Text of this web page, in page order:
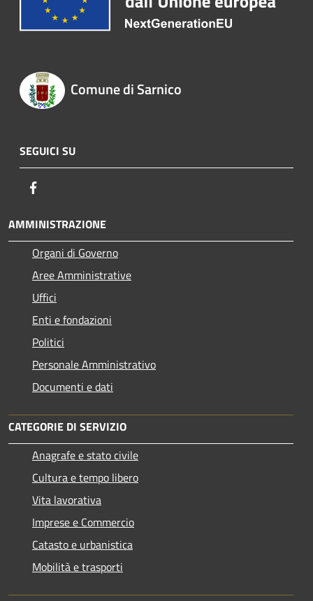
Comune di Sarnico
SEGUICI SU
AMMINISTRAZIONE
Organi di Governo
Aree Amministrative
Uffici
Enti e fondazioni
Politici
Personale Amministrativo
Documenti e dati
CATEGORIE DI SERVIZIO
Anagrafe e stato civile
Cultura e tempo libero
Vita lavorativa
Imprese e Commercio
Catasto e urbanistica
Mobilità e trasporti